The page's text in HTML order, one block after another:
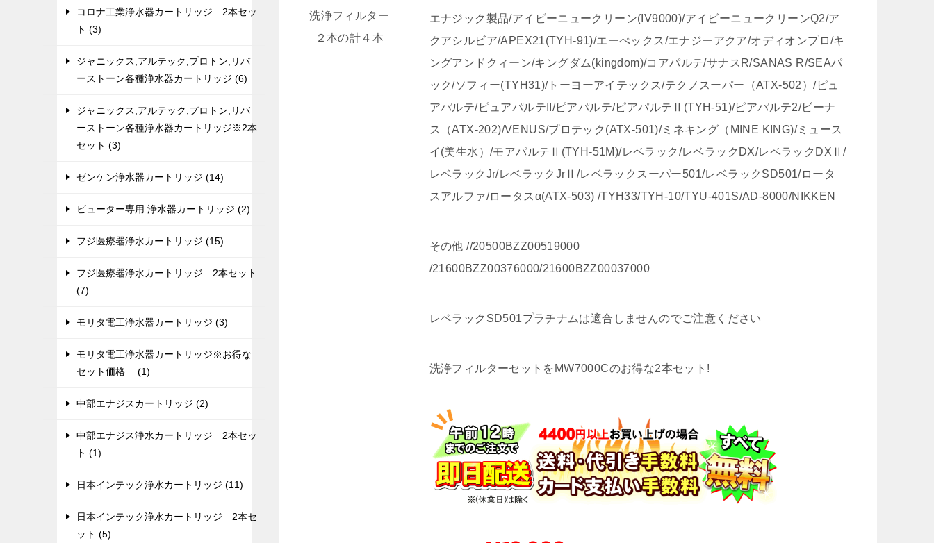
洗浄フィルター
２本の計４本
エナジック製品/アイビーニュークリーン(IV9000)/アイビーニュークリーンQ2/ア
クアシルビア/APEX21(TYH-91)/エーぺックス/エナジーアクア/オディオンプロ/キ
ングアンドクィーン/キングダム(kingdom)/コアパルテ/サナスR/SANAS R/SEAパ
ック/ソフィー(TYH31)/トーヨーアイテックス/テクノスーパー（ATX-502）/ピュ
アパルテ/ピュアパルテII/ピアパルテ/ピアパルテⅡ(TYH-51)/ピアパルテ2/ビーナ
ス（ATX-202)/VENUS/プロテック(ATX-501)/ミネキング（MINE KING)/ミュース
イ(美生水）/モアパルテⅡ(TYH-51M)/レベラック/レベラックDX/レベラックDXⅡ/
レベラックJr/レベラックJrⅡ/レベラックスーパー501/レベラックSD501/ロータ
スアルファ/ロータスα(ATX-503) /TYH33/TYH-10/TYU-401S/AD-8000/NIKKEN
その他 //20500BZZ00519000
/21600BZZ00376000/21600BZZ00037000
レベラックSD501プラチナムは適合しませんのでご注意ください
洗浄フィルターセットをMW7000Cのお得な2本セット!
コロナ工業浄水器カートリッジ 2本セッ
ト (3)
ジャニックス,アルテック,プロトン,リバ
ーストーン各種浄水器カートリッジ (6)
ジャニックス,アルテック,プロトン,リバ
ーストーン各種浄水器カートリッジ※2本
セット (3)
ゼンケン浄水器カートリッジ (14)
ビューター専用 浄水器カートリッジ (2)
フジ医療器浄水カートリッジ (15)
フジ医療器浄水カートリッジ 2本セット
(7)
モリタ電工浄水器カートリッジ (3)
モリタ電工浄水器カートリッジ※お得な
セット価格 (1)
中部エナジスカートリッジ (2)
中部エナジス浄水カートリッジ 2本セッ
ト (1)
日本インテック浄水カートリッジ (11)
日本インテック浄水カートリッジ 2本セ
ット (5)